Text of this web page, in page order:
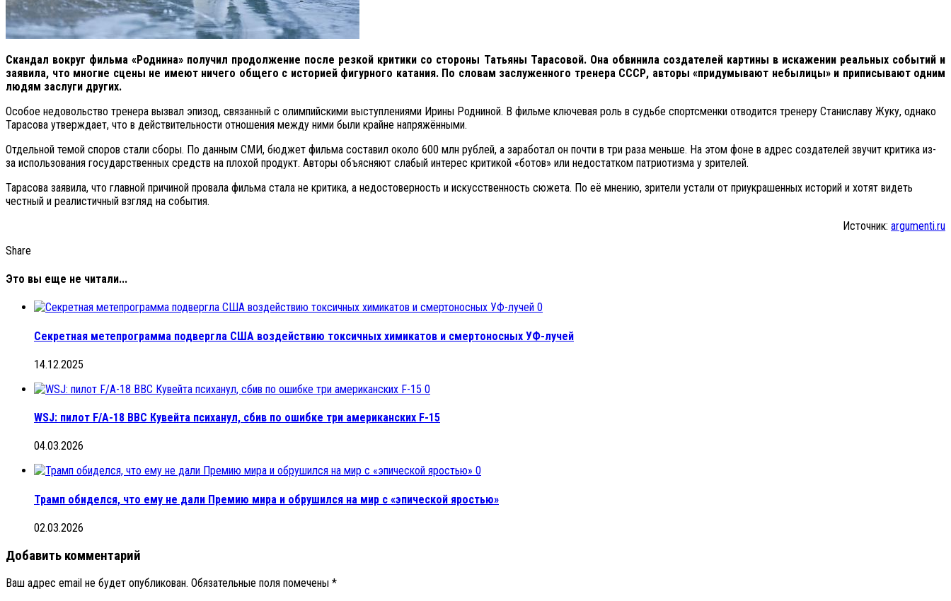
Скандал вокруг фильма «Роднина» получил продолжение после резкой критики со стороны Татьяны Тарасовой. Она обвинила создателей картины в искажении реальных событий и
заявила, что многие сцены не имеют ничего общего с историей фигурного катания. По словам заслуженного тренера СССР, авторы «придумывают небылицы» и приписывают одним
людям заслуги других.
Особое недовольство тренера вызвал эпизод, связанный с олимпийскими выступлениями Ирины Родниной. В фильме ключевая роль в судьбе спортсменки отводится тренеру Станиславу Жуку, однако
Тарасова утверждает, что в действительности отношения между ними были крайне напряжёнными.
Отдельной темой споров стали сборы. По данным СМИ, бюджет фильма составил около 600 млн рублей, а заработал он почти в три раза меньше. На этом фоне в адрес создателей звучит критика из-
за использования государственных средств на плохой продукт. Авторы объясняют слабый интерес критикой «ботов» или недостатком патриотизма у зрителей.
Тарасова заявила, что главной причиной провала фильма стала не критика, а недостоверность и искусственность сюжета. По её мнению, зрители устали от приукрашенных историй и хотят видеть
честный и реалистичный взгляд на события.
Источник: argumenti.ru
Share
Это вы еще не читали...
0
Секретная метепрограмма подвергла США воздействию токсичных химикатов и смертоносных УФ-лучей
14.12.2025
0
WSJ: пилот F/A-18 ВВС Кувейта психанул, сбив по ошибке три американских F-15
04.03.2026
0
Трамп обиделся, что ему не дали Премию мира и обрушился на мир с «эпической яростью»
02.03.2026
Добавить комментарий
Ваш адрес email не будет опубликован. Обязательные поля помечены *